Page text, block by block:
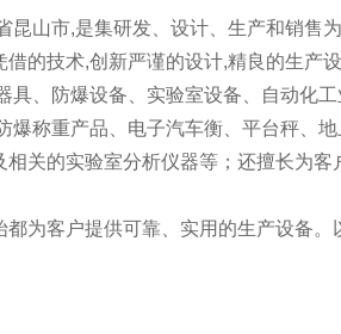
昆山市,是集研发、设计、生产和销售
的技术,创新严谨的设计,精良的生产
、防爆设备、实验室设备、自动化
称重产品、电子汽车衡、平台秤、
关的实验室分析仪器等；还擅长为客
为客户提供可靠、实用的生产设备。